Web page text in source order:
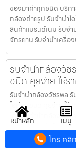
ของมาค่าทุกชนิด บริกา
กล้องถ่ายรูป รับจํานําไ
สินค้าแบรนด์เนม รับจํา
จักรยาน รับจํานําเครื่อ
รับจำนำกล้องวัช
ชนิด คุยง่าย ให้ร
รับจำนำกล้องวัชรพล รั
ไอทีทุกชนิด คุยง่าย ให้
โดย รับจํานํากล้อง
ว่าจะเป็น รับจํานํากล้อ
คบุ๊ค รับจํานําสินค้าแบ
ทีวี รับจํานําจักรยาน รั
หน้าหลัก เมนู
โทร คลิก